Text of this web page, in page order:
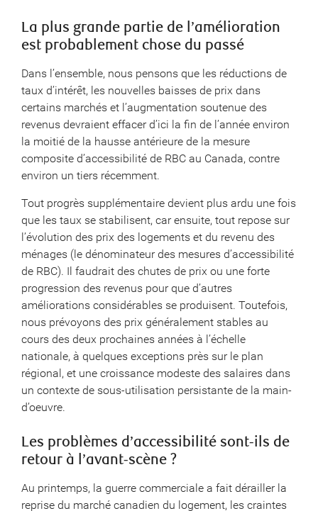
La plus grande partie de l’amélioration
est probablement chose du passé
Dans l’ensemble, nous pensons que les réductions de
taux d’intérêt, les nouvelles baisses de prix dans
certains marchés et l’augmentation soutenue des
revenus devraient effacer d’ici la fin de l’année environ
la moitié de la hausse antérieure de la mesure
composite d’accessibilité de RBC au Canada, contre
environ un tiers récemment.
Tout progrès supplémentaire devient plus ardu une fois
que les taux se stabilisent, car ensuite, tout repose sur
l’évolution des prix des logements et du revenu des
ménages (le dénominateur des mesures d’accessibilité
de RBC). Il faudrait des chutes de prix ou une forte
progression des revenus pour que d’autres
améliorations considérables se produisent. Toutefois,
nous prévoyons des prix généralement stables au
cours des deux prochaines années à l’échelle
nationale, à quelques exceptions près sur le plan
régional, et une croissance modeste des salaires dans
un contexte de sous-utilisation persistante de la main-
d’oeuvre.
Les problèmes d’accessibilité sont-ils de
retour à l’avant-scène ?
Au printemps, la guerre commerciale a fait dérailler la
reprise du marché canadien du logement, les craintes